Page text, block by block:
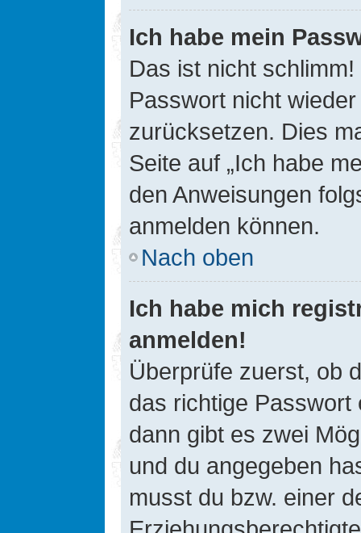
Ich habe mein
Das ist nicht
Passwort nicht
zurücksetzen. Dies
Seite auf „Ich habe
den Anweisungen
anmelden können.
Nach oben
Ich habe mich
anmelden!
Überprüfe zuerst, ob
das richtige Passwort
dann gibt es zwei
und du angegeben
musst du bzw. einer